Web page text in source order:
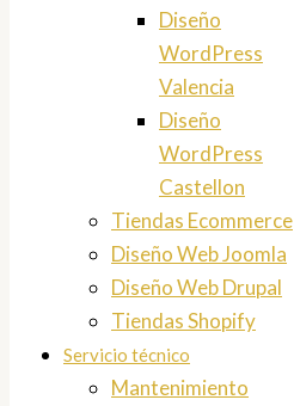
Diseño
WordPress
Valencia
Diseño
WordPress
Castellon
Tiendas Ecommerce
Diseño Web Joomla
Diseño Web Drupal
Tiendas Shopify
Servicio técnico
Mantenimiento